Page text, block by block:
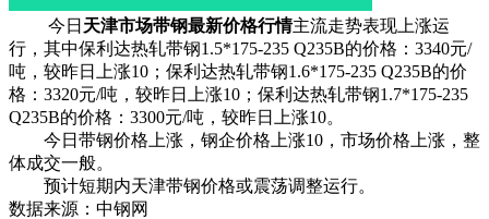
今日 天津市场带钢最新价格行情主流走势表现上涨运
行，其中保利达热轧带钢1.5*175-235 Q235B的价格：3340元/
吨，较昨日上涨10；保利达热轧带钢1.6*175-235 Q235B的价
格：3320元/吨，较昨日上涨10；保利达热轧带钢1.7*175-235
Q235B的价格：3300元/吨，较昨日上涨10。
今日带钢价格上涨，钢企价格上涨10，市场价格上涨，整
体成交一般。
预计短期内天津带钢价格或震荡调整运行。
数据来源：中钢网